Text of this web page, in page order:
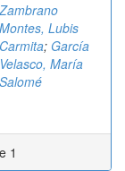
Zambrano
Montes, Lubis
Carmita; García
Velasco, María
Salomé
1